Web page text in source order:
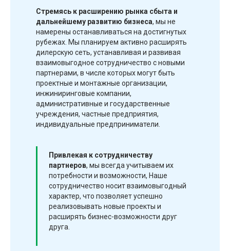
Стремясь к расширению рынка сбыта и
дальнейшему развитию бизнеса, мы не
намерены останавливаться на достигнутых
рубежах. Мы планируем активно расширять
дилерскую сеть, устанавливая и развивая
взаимовыгодное сотрудничество с новыми
партнерами, в числе которых могут быть
проектные и монтажные организации,
инжиниринговые компании,
административные и государственные
учреждения, частные предприятия,
индивидуальные предприниматели.
Привлекая к сотрудничеству
партнеров, мы всегда учитываем их
потребности и возможности, Наше
сотрудничество носит взаимовыгодный
характер, что позволяет успешно
реализовывать новые проекты и
расширять бизнес-возможности друг
друга.